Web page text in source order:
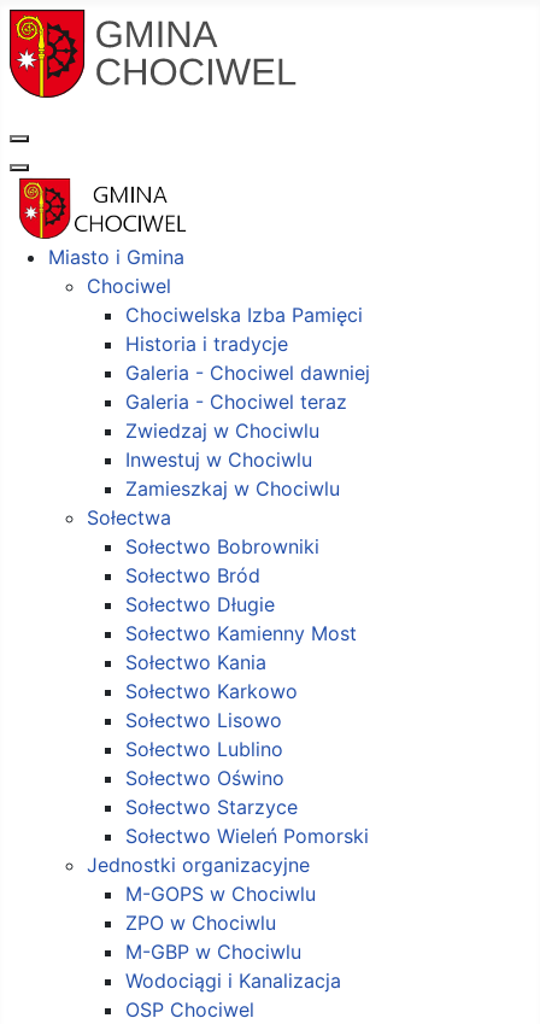
Miasto i Gmina
Chociwel
Chociwelska Izba Pamięci
Historia i tradycje
Galeria - Chociwel dawniej
Galeria - Chociwel teraz
Zwiedzaj w Chociwlu
Inwestuj w Chociwlu
Zamieszkaj w Chociwlu
Sołectwa
Sołectwo Bobrowniki
Sołectwo Bród
Sołectwo Długie
Sołectwo Kamienny Most
Sołectwo Kania
Sołectwo Karkowo
Sołectwo Lisowo
Sołectwo Lublino
Sołectwo Oświno
Sołectwo Starzyce
Sołectwo Wieleń Pomorski
Jednostki organizacyjne
M-GOPS w Chociwlu
ZPO w Chociwlu
M-GBP w Chociwlu
Wodociągi i Kanalizacja
OSP Chociwel